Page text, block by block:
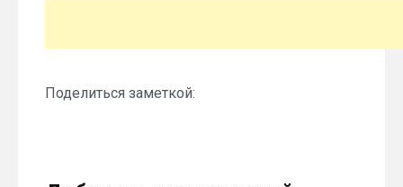
Поделиться заметкой: